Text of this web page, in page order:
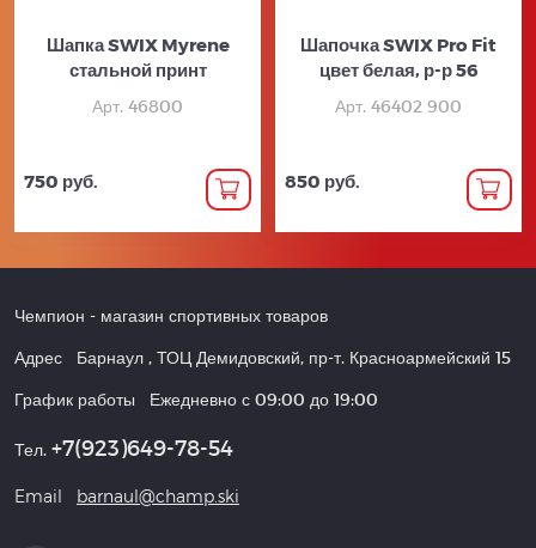
Шапка SWIX Myrene
стальной принт
Арт. 46800
750 руб.
Шапочка SWIX Pro Fit
цвет белая, р-р 56
Арт. 46402 900
850 руб.
Чемпион - магазин спортивных товаров
Адрес Барнаул , ТОЦ Демидовский, пр-т. Красноармейский 15
График работы Ежедневно с 09:00 до 19:00
Тел. +7(923)649-78-54
Email barnaul@champ.ski